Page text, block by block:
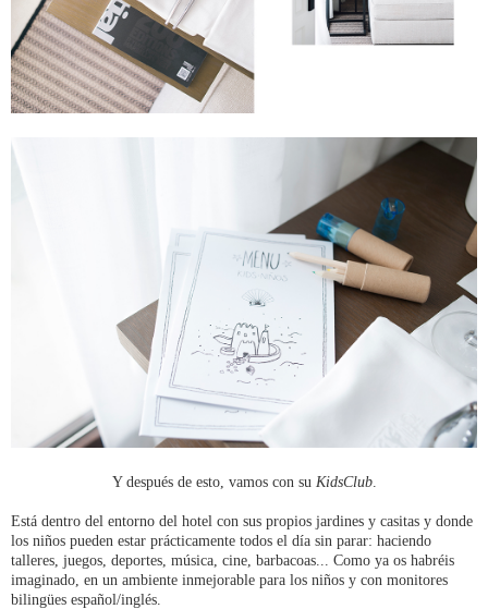
Y después de esto, vamos con su KidsClub.
Está dentro del entorno del hotel con sus propios jardines y casitas y donde
los niños pueden estar prácticamente todos el día sin parar: haciendo
talleres, juegos, deportes, música, cine, barbacoas... Como ya os habréis
imaginado, en un ambiente inmejorable para los niños y con monitores
bilingües español/inglés.